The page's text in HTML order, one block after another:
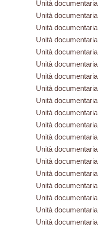
Unità documentaria
Unità documentaria
Unità documentaria
Unità documentaria
Unità documentaria
Unità documentaria
Unità documentaria
Unità documentaria
Unità documentaria
Unità documentaria
Unità documentaria
Unità documentaria
Unità documentaria
Unità documentaria
Unità documentaria
Unità documentaria
Unità documentaria
Unità documentaria
Unità documentaria